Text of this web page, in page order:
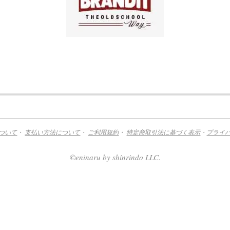
いて・ 支払い方法について・ ご利用規約・ 特定商取引法に基づく表示・ プライ
©eninaru by shinrindo LLC.